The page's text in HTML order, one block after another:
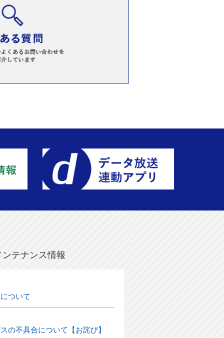
テナンス情報
ついて
の不具合について【お詫び】